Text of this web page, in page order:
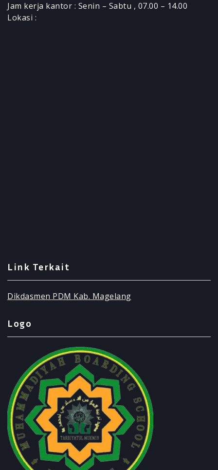
Jam kerja kantor : Senin – Sabtu , 07.00 – 14.00
Lokasi :
Link Terkait
Dikdasmen PDM Kab. Magelang
Logo